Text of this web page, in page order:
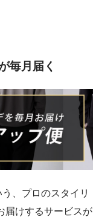
毎月届く
、プロのスタイリ
届けするサービスが